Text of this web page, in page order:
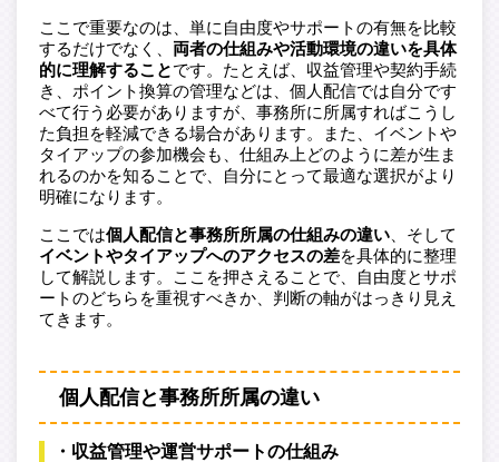
ここで重要なのは、単に自由度やサポートの有無を比較
するだけでなく、 両者の仕組みや活動環境の違いを具体
的に理解することです。たとえば、収益管理や契約手続
き、ポイント換算の管理などは、個人配信では自分です
べて行う必要がありますが、事務所に所属すればこうし
た負担を軽減できる場合があります。また、イベントや
タイアップの参加機会も、仕組み上どのように差が生ま
れるのかを知ることで、自分にとって最適な選択がより
明確になります。
ここでは個人配信と事務所所属の仕組みの違い 、そして
イベントやタイアップへのアクセスの差を具体的に整理
して解説します。ここを押さえることで、自由度とサポ
ートのどちらを重視すべきか、判断の軸がはっきり見え
てきます。
個人配信と事務所所属の違い
・収益管理や運営サポートの仕組み